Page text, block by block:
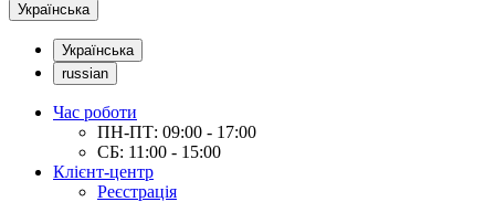
Українська
Українська
russian
Час роботи
ПН-ПТ: 09:00 - 17:00
СБ: 11:00 - 15:00
Клієнт-центр
Реєстрація